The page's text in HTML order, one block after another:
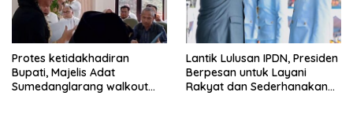
Protes ketidakhadiran
Bupati, Majelis Adat
Sumedanglarang walkout
Lantik Lulusan IPDN, Presiden
Berpesan untuk Layani
Rakyat dan Sederhanakan